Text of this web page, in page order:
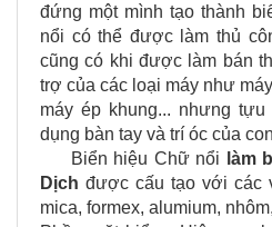
đứng một mình tạo thành
nổi có thể được làm thủ
cũng có khi được làm bán
trợ của các loại máy như
máy ép khung... nhưng
dụng bàn tay và trí óc của
Biển hiệu Chữ nổi
làm
Dịch được cấu tạo với các
mica, formex, alumium,